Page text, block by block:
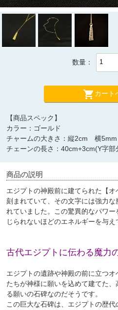
数量：
shopping_cart カート
【商品スペック】
カラー：ゴールド
チャームの大きさ：縦2cm 横5mm
チェーンの長さ：40cm+3cm(Y字部
商品の説明
エジプトの神殿前に建てられた【
刻まれていて、その文字には強力
れていました。この驚異的なパワ
じられないほどのエネルギーを与え
古代エジプトに伝わる魔力
エジプトの遺跡や神殿の前に立つ
たちが神様に願いを込めて建てた
る願いの石碑なのだそうです。
この巨大な石碑は、エジプトの歴